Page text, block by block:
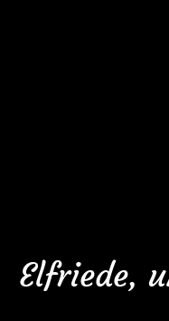
Elfriede,